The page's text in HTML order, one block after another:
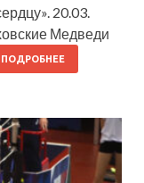
20.03.
Медведи
ПОДРОБНЕЕ